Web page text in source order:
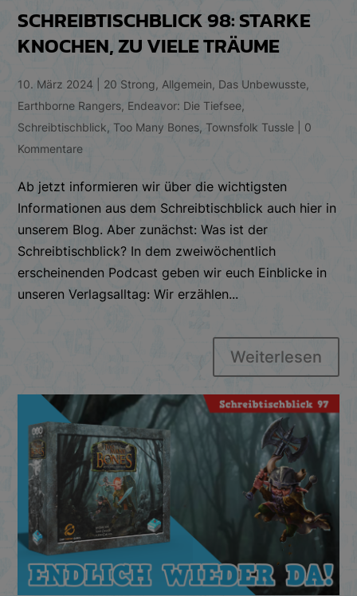
SCHREIBTISCHBLICK 98: STARKE
KNOCHEN, ZU VIELE TRÄUME
10. März 2024 20 Strong, Allgemein, Das Unbewusste,
Earthborne Rangers, Endeavor: Die Tiefsee,
Schreibtischblick,Too Many Bones, Townsfolk Tussle
0
Kommentare
Ab jetzt informieren wir über die wichtigsten
Informationen aus dem Schreibtischblick auch hier in
unserem Blog. Aber zunächst: Was ist der
Schreibtischblick? In dem zweiwöchentlich
erscheinenden Podcast geben wir euch Einblicke in
unseren Verlagsalltag: Wir erzählen...
Weiterlesen